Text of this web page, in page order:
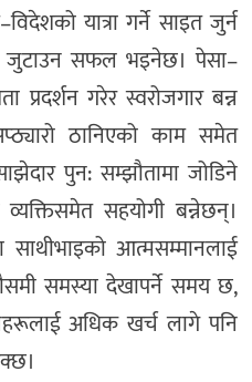
यात्रा गर्ने साइत जुर्न
सफल भइनेछ। पेसा–
प्रदर्शन गरेर स्वरोजगार बन्न
ठानिएको काम समेत
पुन: सम्झौतामा जोडिने
सहयोगी बन्नेछन्।
साथीभाइको आत्मसम्मानलाई
समस्या देखापर्ने समय छ,
अधिक खर्च लागे पनि